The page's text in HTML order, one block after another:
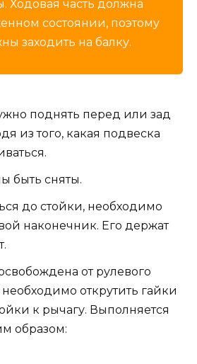
Ходовая часть должна
состоянии, поэтому
заходить на балку.
поднять перед или зад
из того, какая подвеска
быть сняты.
до стойки, необходимо
наконечник. Его держат
от рулевого
открутить гайки
к рычагу. Выполняется
образом: